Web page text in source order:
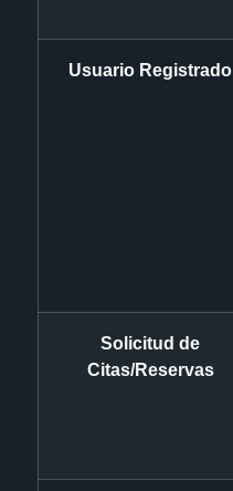
Usuario Registrado
Solicitud de
Citas/Reservas